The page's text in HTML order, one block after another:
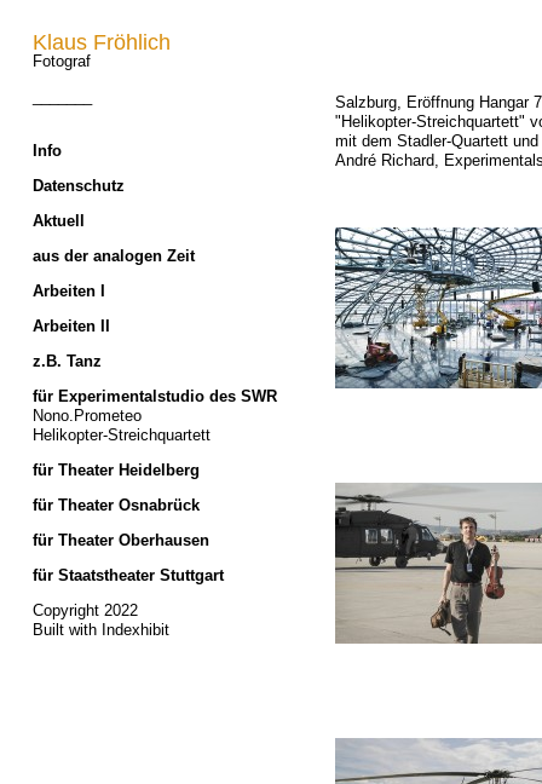
Klaus Fröhlich
Fotograf
Info
Datenschutz
Aktuell
aus der analogen Zeit
Arbeiten I
Arbeiten II
z.B. Tanz
für Experimentalstudio des SWR
Nono.Prometeo
Helikopter-Streichquartett
für Theater Heidelberg
für Theater Osnabrück
für Theater Oberhausen
für Staatstheater Stuttgart
Copyright 2022
Built with Indexhibit
Salzburg, Eröffnung Hangar
"Helikopter-Streichquartett"
mit dem Stadler-Quartett
André Richard,